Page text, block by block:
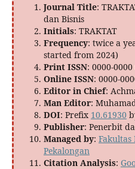
Journal Title:
dan Bisnis
Initials: TRAKTAT
Frequency: twice a
started from 2024)
Print ISSN: 0000-0000
Online ISSN: 0000-
Editor in Chief:
Man Editor:
DOI: Prefix 10.61930
Publisher: Penerbit
Managed by: Fakultas
Pekalongan
Citation Analysis: